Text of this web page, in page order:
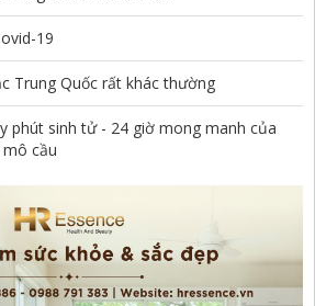
19
Trung Quốc rất khác thường
phút sinh tử - 24 giờ mong manh của
cầu